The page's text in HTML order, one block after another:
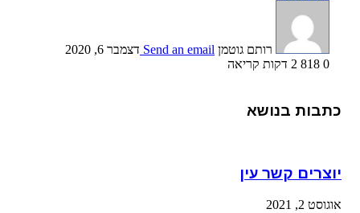
רותם גוטמן Send an email דצמבר 6, 2020
0
2 דקות קריאה
כתבות בנושא
יוצרים קשר עין
אוגוסט 2, 2021